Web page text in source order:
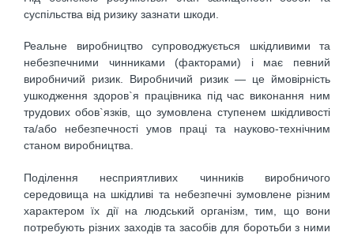
суспільства від ризику зазнати шкоди.
Реальне виробництво супроводжується шкідливими та
небезпечними чинниками (факторами) і має певний
виробничий ризик. Виробничий ризик — це ймовірність
ушкодження здоров`я працівника під час виконання ним
трудових обов`язків, що зумовлена ступенем шкідливості
та/або небезпечності умов праці та науково-технічним
станом виробництва.
Поділення несприятливих чинників виробничого
середовища на шкідливі та небезпечні зумовлене різним
характером їх дії на людський організм, тим, що вони
потребують різних заходів та засобів для боротьби з ними